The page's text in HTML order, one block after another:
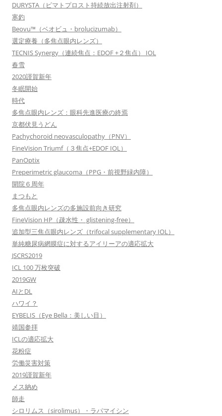
DURYSTA（ビマトプロスト持続放出注射剤）
寒釣
Beovu™（ベオビュ・brolucizumab）
選定療養（多焦点眼内レンズ）
TECNIS Synergy（連続焦点：EDOF +２焦点） IOL
春雪
2020謹賀新年
冬眠開始
時代
多焦点眼内レンズ：眼科先進医療の終焉
京都伏見うどん
Pachychoroid neovasculopathy（PNV）
FineVision Triumf（３焦点+EDOF IOL）
PanOptix
Preperimetric glaucoma（PPG・前視野緑内障）
開院６周年
まつもと
多焦点眼内レンズの多施設前向き研究
FineVision HP（疎水性・ glistening-free）
追加型三焦点眼内レンズ（trifocal supplementary IOL）
単純糖尿病網膜症に対するアイリーアの適応拡大
JSCRS2019
ICL 100 万枚突破
2019GW
AIとDL
ハワイ？
EYBELIS（Eye Bella：美しい目）
靖国参拝
ICLの適応拡大
花粉症
労働災害対策
2019謹賀新年
メス納め
師走
シロリムス（sirolimus）・ラパマイシン